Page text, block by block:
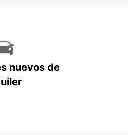
nuevos de